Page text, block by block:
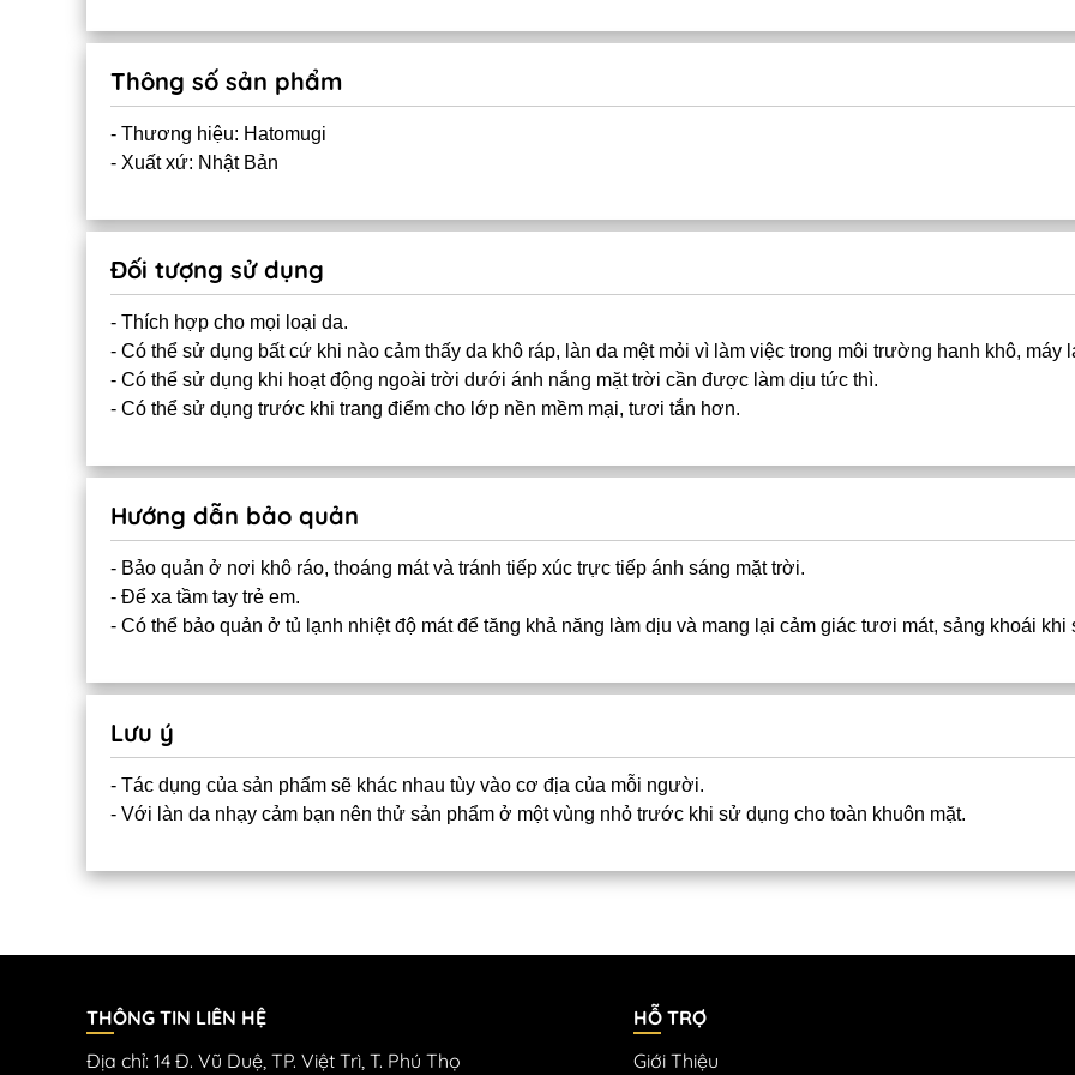
Thông số sản phẩm
- Thương hiệu: Hatomugi
- Xuất xứ: Nhật Bản
Đối tượng sử dụng
- Thích hợp cho mọi loại da.
- Có thể sử dụng bất cứ khi nào cảm thấy da khô ráp, làn da mệt mỏi vì làm việc trong môi trường hanh khô, máy
- Có thể sử dụng khi hoạt động ngoài trời dưới ánh nắng mặt trời cần được làm dịu tức thì.
- Có thể sử dụng trước khi trang điểm cho lớp nền mềm mại, tươi tắn hơn.
Hướng dẫn bảo quản
- Bảo quản ở nơi khô ráo, thoáng mát và tránh tiếp xúc trực tiếp ánh sáng mặt trời.
- Để xa tầm tay trẻ em.
- Có thể bảo quản ở tủ lạnh nhiệt độ mát để tăng khả năng làm dịu và mang lại cảm giác tươi mát, sảng khoái khi
Lưu ý
- Tác dụng của sản phẩm sẽ khác nhau tùy vào cơ địa của mỗi người.
- Với làn da nhạy cảm bạn nên thử sản phẩm ở một vùng nhỏ trước khi sử dụng cho toàn khuôn mặt.
THÔNG TIN LIÊN HỆ
Địa chỉ: 14 Đ. Vũ Duệ, TP. Việt Trì, T. Phú Thọ
HỖ TRỢ
Giới Thiệu